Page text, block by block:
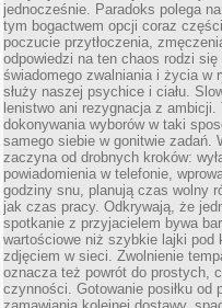
jednocześnie. Paradoks polega
tym bogactwem opcji coraz
poczucie przytłoczenia,
odpowiedzi na ten chaos rodzi
świadomego zwalniania i życia w
służy naszej psychice i ciału.
lenistwo ani rezygnacja z
dokonywania wyborów w taki
samego siebie w gonitwie zadań.
zaczyna od drobnych kroków:
powiadomienia w telefonie,
godziny snu, planują czas wolny
jak czas pracy. Odkrywają, że
spotkanie z przyjacielem bywa
wartościowe niż szybkie lajki pod
zdjęciem w sieci. Zwolnienie
oznacza też powrót do prostych,
czynności. Gotowanie posiłku od